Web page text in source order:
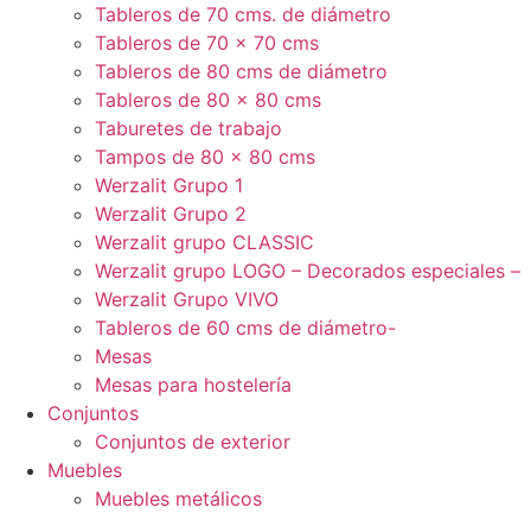
Tableros de 70 cms. de diámetro
Tableros de 70 x 70 cms
Tableros de 80 cms de diámetro
Tableros de 80 x 80 cms
Taburetes de trabajo
Tampos de 80 x 80 cms
Werzalit Grupo 1
Werzalit Grupo 2
Werzalit grupo CLASSIC
Werzalit grupo LOGO – Decorados especiales –
Werzalit Grupo VIVO
Tableros de 60 cms de diámetro-
Mesas
Mesas para hostelería
Conjuntos
Conjuntos de exterior
Muebles
Muebles metálicos